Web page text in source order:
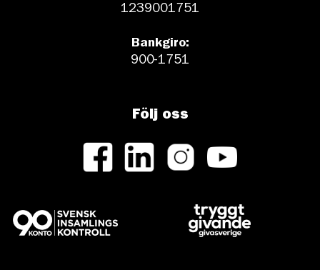
1239001751
Bankgiro:
900-1751
Följ oss